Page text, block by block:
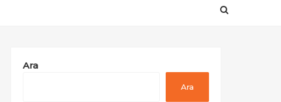
Ara
Ara